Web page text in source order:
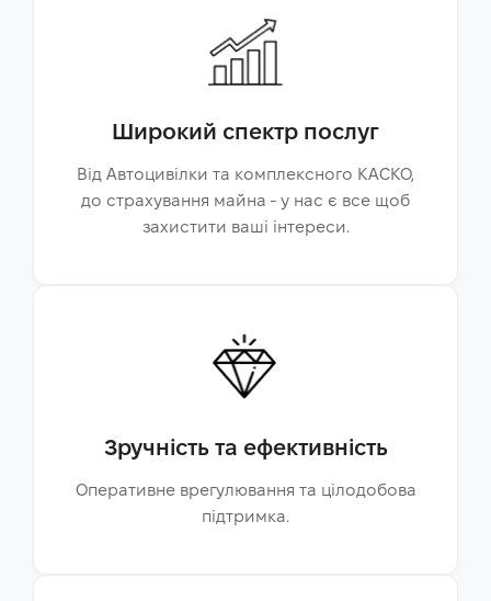
Широкий спектр послуг
Від Автоцивілки та комплексного КАСКО,
до страхування майна - у нас є все щоб
захистити ваші інтереси.
Зручність та ефективність
Оперативне врегулювання та цілодобова
підтримка.